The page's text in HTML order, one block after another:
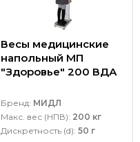
Весы медицинские
напольный МП
"Здоровье" 200 ВДА
Бренд: МИДЛ
Макс. вес (НПВ): 200 кг
Дискретность (d): 50 г